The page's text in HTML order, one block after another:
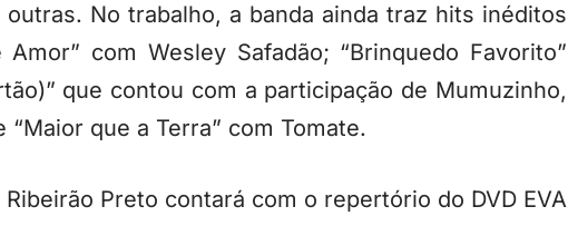
outras. No trabalho, a banda ainda traz hits inéditos
com Wesley Safadão; “Brinquedo Favorito”
que contou com a participação de Mumuzinho,
“Maior que a Terra” com Tomate.
Preto contará com o repertório do DVD EVA